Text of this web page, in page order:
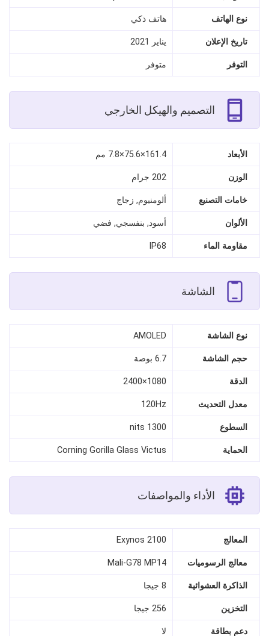
نوع الهاتف هاتف ذكي
تاريخ الإعلان يناير 2021
التوفر متوفر
التصميم والهيكل الخارجي
الأبعاد 161.4×75.6×7.8 مم
الوزن 202 جرام
خامات التصنيع ألومنيوم, زجاج
الألوان أسود, بنفسجي, فضي
مقاومة الماء IP68
الشاشة
نوع الشاشة AMOLED
حجم الشاشة 6.7 بوصة
الدقة 1080×2400
معدل التحديث 120Hz
السطوع 1300 nits
الحماية Corning Gorilla Glass Victus
الأداء والمواصفات
المعالج Exynos 2100
معالج الرسوميات Mali-G78 MP14
الذاكرة العشوائية 8 جيجا
التخزين 256 جيجا
دعم بطاقة لا